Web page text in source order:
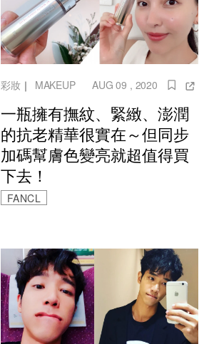
彩妝｜ MAKEUP AUG 09 , 2020
一瓶擁有撫紋、緊緻、澎潤
的抗老精華很實在～但同步
加碼幫膚色變亮就超值得買
下去！
FANCL